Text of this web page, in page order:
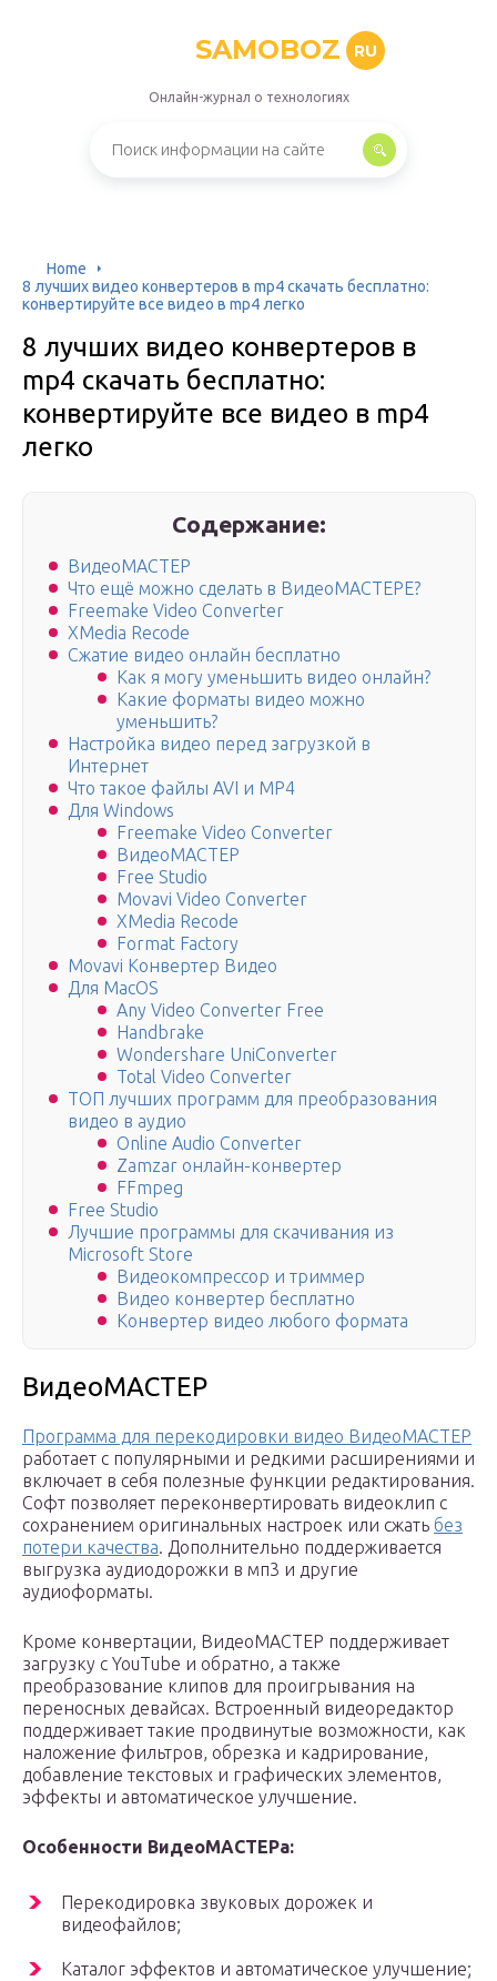
SAMOBOZ RU
Онлайн-журнал о технологиях
Home
8 лучших видео конвертеров в mp4 скачать бесплатно:
конвертируйте все видео в mp4 легко
8 лучших видео конвертеров в
mp4 скачать бесплатно:
конвертируйте все видео в mp4
легко
Содержание:
ВидеоМАСТЕР
Что ещё можно сделать в ВидеоМАСТЕРЕ?
Freemake Video Converter
XMedia Recode
Сжатие видео онлайн бесплатно
Как я могу уменьшить видео онлайн?
Какие форматы видео можно
уменьшить?
Настройка видео перед загрузкой в
Интернет
Что такое файлы AVI и MP4
Для Windows
Freemake Video Converter
ВидеоМАСТЕР
Free Studio
Movavi Video Converter
XMedia Recode
Format Factory
Movavi Конвертер Видео
Для MacOS
Any Video Converter Free
Handbrake
Wondershare UniConverter
Total Video Converter
ТОП лучших программ для преобразования
видео в аудио
Online Audio Converter
Zamzar онлайн-конвертер
FFmpeg
Free Studio
Лучшие программы для скачивания из
Microsoft Store
Видеокомпрессор и триммер
Видео конвертер бесплатно
Конвертер видео любого формата
ВидеоМАСТЕР
Программа для перекодировки видео ВидеоМАСТЕР
работает с популярными и редкими расширениями и
включает в себя полезные функции редактирования.
Софт позволяет переконвертировать видеоклип с
сохранением оригинальных настроек или сжать без
потери качества. Дополнительно поддерживается
выгрузка аудиодорожки в мп3 и другие
аудиоформаты.
Кроме конвертации, ВидеоМАСТЕР поддерживает
загрузку с YouTube и обратно, а также
преобразование клипов для проигрывания на
переносных девайсах. Встроенный видеоредактор
поддерживает такие продвинутые возможности, как
наложение фильтров, обрезка и кадрирование,
добавление текстовых и графических элементов,
эффекты и автоматическое улучшение.
Особенности ВидеоМАСТЕРа:
Перекодировка звуковых дорожек и
видеофайлов;
Каталог эффектов и автоматическое улучшение;